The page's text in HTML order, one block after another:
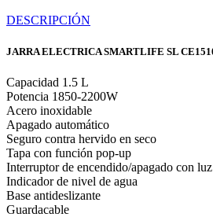
DESCRIPCIÓN
JARRA ELECTRICA SMARTLIFE SL
Capacidad 1.5 L
Potencia 1850-2200W
Acero inoxidable
Apagado automático
Seguro contra hervido en seco
Tapa con función pop-up
Interruptor de encendido/apagado con
Indicador de nivel de agua
Base antideslizante
Guardacable